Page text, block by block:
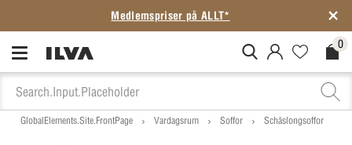
Medlemspriser på ALLT*
MitIlva.Login 0
GlobalElements.Site.FrontPage Vardagsrum Soffor Schäslongsoffor